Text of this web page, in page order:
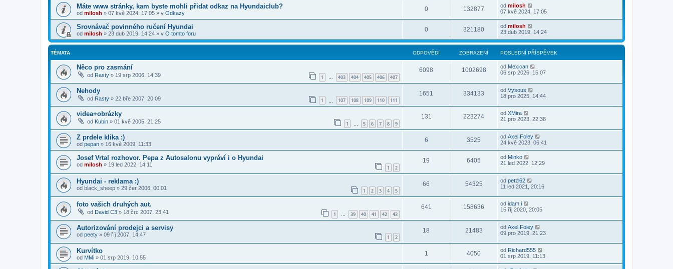
Máte www stránky, kam byste mohli přidat odkaz na Hyundaiclub?
od milosh » 07 kvě 2024, 17:05 » v Odkazy
0 132877 od milosh
07 kvě 2024, 17:05
Srovnávač povinného ručení Hyundai
od milosh » 23 dub 2019, 14:24 » v O tomto foru
0 321180 od milosh
23 dub 2019, 14:24
TÉMATA ODPOVĚDI ZOBRAZENÍ POSLEDNÍ PŘÍSPĚVEK
Něco pro zasmání
od Rasty » 19 srp 2006, 14:39 1 … 403 404 405 406 407
6098 1002698 od Mexican
06 srp 2026, 15:07
Nehody
od Rasty » 22 bře 2007, 20:09 1 107 108 109 110 111
1651 334133 od Vysous
18 pro 2025, 14:44
videa+obrázky
od Kubin » 01 kvě 2005, 21:25 1 … 5 6 7 8 9
131 223274 od XMira
21 pro 2023, 22:38
Z prdele klika :)
od pepan » 16 kvě 2009, 11:33
6 3525 od Axel.Foley
24 kvě 2023, 06:41
Josef Vrtal rozhovor. Pepa z Autosalonu vypráví i o Hyundai
od milosh » 19 led 2022, 14:11 1 2
19 6405 od Minko
21 led 2022, 12:29
Hyundai - reklama :)
od black_sheep » 29 čer 2006, 00:01 1 2 3 4 5
66 54325 od petzl62
11 led 2021, 20:16
foto vašich druhých aut.
od David C3 » 18 črc 2007, 23:41 1 … 39 40 41 42 43
641 158636 od idam.i
15 říj 2020, 20:05
Autorizování prodejci a servisy
od peety » 09 říj 2007, 14:47 1 2
18 21483 od Axel.Foley
09 pro 2019, 21:23
Kurvítko
od MMi » 01 srp 2019, 10:55
1 4050 od Richard555
01 srp 2019, 11:13